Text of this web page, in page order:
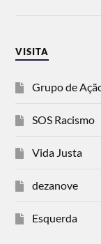
VISITA
Grupo de
SOS Racismo
Vida Justa
dezanove
Esquerda